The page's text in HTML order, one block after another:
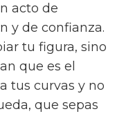
acto de
y de confianza.
tu figura, sino
que es el
tus curvas y no
que sepas